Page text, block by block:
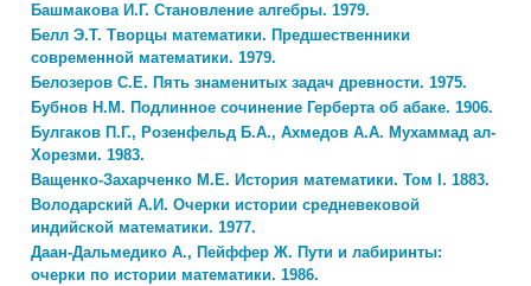
Башмакова И.Г. Становление алгебры. 1979.
Белл Э.Т. Творцы математики. Предшественники
современной математики. 1979.
Белозеров С.Е. Пять знаменитых задач древности. 1975.
Бубнов Н.М. Подлинное сочинение Герберта об абаке. 1906.
Булгаков П.Г., Розенфельд Б.А., Ахмедов А.А. Мухаммад ал-
Хорезми. 1983.
Ващенко-Захарченко М.Е. История математики. Том I. 1883.
Володарский А.И. Очерки истории средневековой
индийской математики. 1977.
Даан-Дальмедико А., Пейффер Ж. Пути и лабиринты:
очерки по истории математики. 1986.